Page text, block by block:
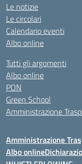
Le notizie
Le circolari
Calendario eventi
Albo online
Tutti gli argomenti
Albo online
PON
Green School
Amministrazione
Amministrazione
Albo online